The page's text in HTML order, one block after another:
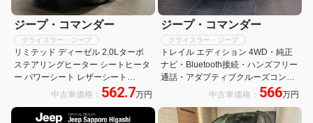
ジープ・コマンダー
クライスラー・ジープ
リミテッド ディーゼル 2.0Lターボ
ステアリングヒーター シートヒータ
ー パワーシート レザーシート
Applecarplay Androidauto 360度カ
中古車価格： 562.7万円
ジープ・コマンダー
クライスラー・ジープ
トレイル エディション 4WD・純正
ナビ・Bluetooth接続・ハンズフリー
通話・アダプティブクルーズコント
ロール・純正アルミホイール
中古車価格： 566万円